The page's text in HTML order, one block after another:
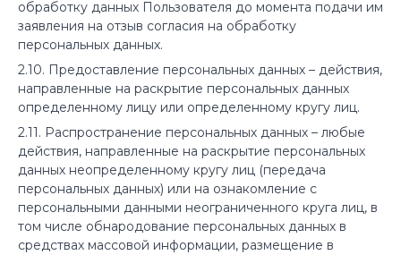
обработку данных Пользователя до момента подачи им
заявления на отзыв согласия на обработку
персональных данных.
2.10. Предоставление персональных данных – действия,
направленные на раскрытие персональных данных
определенному лицу или определенному кругу лиц.
2.11. Распространение персональных данных – любые
действия, направленные на раскрытие персональных
данных неопределенному кругу лиц (передача
персональных данных) или на ознакомление с
персональными данными неограниченного круга лиц, в
том числе обнародование персональных данных в
средствах массовой информации, размещение в